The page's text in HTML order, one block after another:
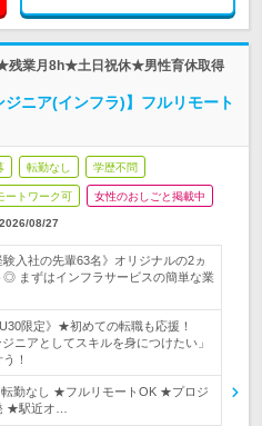
残業月8h★土日祝休★男性育休取得
ニア(インフラ)】フルリモート
転勤なし 学歴不問
ートワーク可 女性のおしごと掲載中
2026/08/27
験入社の先輩63名》オリジナルの2ヵ
◎ まずはインフラサービスの簡単な業
限定》★初めての転職も応援！
ニアとしてスキルを身につけたい」
！
勤なし ★フルリモートOK ★プロジ
★駅近オ…